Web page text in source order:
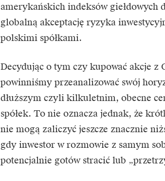
amerykańskich indeksów giełdowych
globalną akceptację ryzyka
polskimi spółkami.
Decydując o tym czy kupować akcje z
powinniśmy przeanalizować swój
dłuższym czyli kilkuletnim, obecne
spółek. To nie oznacza jednak, że
nie mogą zaliczyć jeszcze znacznie
gdy inwestor w rozmowie z samym
potencjalnie gotów stracić lub